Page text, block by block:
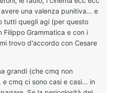
una valenza punitiva... e
tutti quegli agi (per questo
Grammatica e con i
trovo d'accordo con Cesare
grandi (che cmq non
cmq ci sono casi e casi... in